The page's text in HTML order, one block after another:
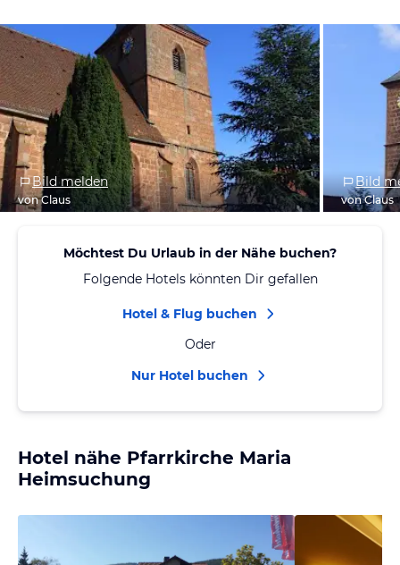
Bild melden
von Claus
Bild
von Claus
Möchtest Du Urlaub in der Nähe buchen?
Folgende Hotels könnten Dir gefallen
Hotel & Flug buchen
Oder
Nur Hotel buchen
Hotel nähe Pfarrkirche Maria
Heimsuchung